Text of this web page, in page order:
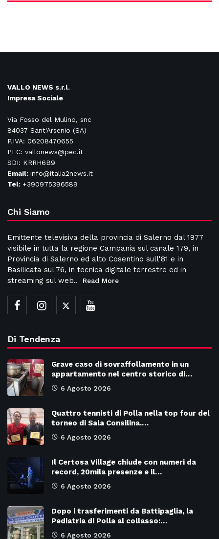
VALLO NEWS s.r.l.
Impresa Sociale
Via Fosso del Mulino, snc
84037 Sant'Arsenio (SA)
P.IVA: 06208470655
PEC: vallonews@pec.it
SDI: KRRH6B9
Email: info@italia2news.it
Tel: +390975396589
Chi Siamo
Emittente televisiva della provincia di Salerno dal 1977
visibile in tutta la regione Campania sul canale 179, in
Provincia di Salerno ed alto Cosentino sull'81 e in
Basilicata sul 76, in tecnica digitale terrestre ed in
streaming sul web..
Read More
Di Tendenza
Grave caso di sovraffollamento in un
appartamento nel centro storico di…
6 Agosto 2026
Quattro tennisti di Polla nella top four del
torneo di Sala Consilina.…
6 Agosto 2026
Il Certosa Village chiude con numeri da
record, 20mila presenze e il…
6 Agosto 2026
Dopo i trasferimenti da Battipaglia, la
Pediatria di Polla al collasso:…
6 Agosto 2026